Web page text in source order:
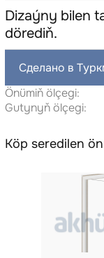
Dizaýny bilen
dörediň.
Сделано в
Önümiň ölçegi:
Gutynyň ölçegi:
Köp seredilen